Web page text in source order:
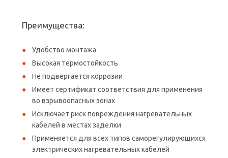
Преимущества:
Удобство монтажа
Высокая термостойкость
Не подвергается коррозии
Имеет сертификат соответствия для применения
во взрывоопасных зонах
Исключает риск повреждения нагревательных
кабелей в местах заделки
Применяется для всех типов саморегулирующихся
электрических нагревательных кабелей